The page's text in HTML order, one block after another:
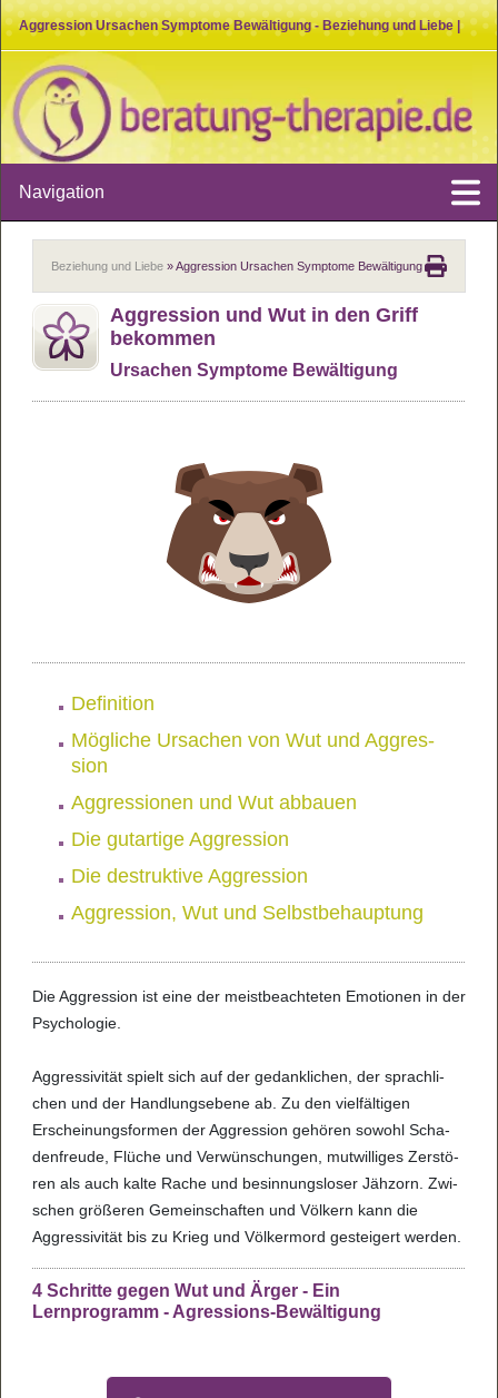
Aggression Ursachen Symptome Bewältigung - Beziehung und Liebe |
beratung-therapie.de
Navigation
Beziehung und Liebe » Aggression Ursachen Symptome Bewältigung
Aggres­sion und Wut in den Griff
bekom­men
Ursa­chen Sym­ptome Bewäl­ti­gung
Defi­ni­tion
Mög­li­che Ursa­chen von Wut und Aggres­
sion
Aggres­si­o­nen und Wut abbauen
Die gut­ar­tige Aggres­sion
Die destruk­tive Aggres­sion
Aggres­sion, Wut und Selbst­be­haup­tung
Die Aggres­sion ist eine der meist­be­ach­te­ten Emo­ti­o­nen in der
Psy­cho­lo­gie.
Aggres­si­vi­tät spielt sich auf der gedank­li­chen, der sprach­li­
chen und der Hand­lungs­ebene ab. Zu den viel­fäl­ti­gen
Erschei­nungs­for­men der Aggres­sion gehö­ren sowohl Scha­
den­freude, Flü­che und Ver­wün­schun­gen, mut­wil­li­ges Zer­stö­
ren als auch kalte Rache und besin­nungs­lo­ser Jäh­zorn. Zwi­
schen grö­ße­ren Gemein­schaf­ten und Völ­kern kann die
Aggres­si­vi­tät bis zu Krieg und Völ­ker­mord gestei­gert wer­den.
4 Schritte gegen Wut und Ärger - Ein
Lernprogramm - Agressions-Bewältigung